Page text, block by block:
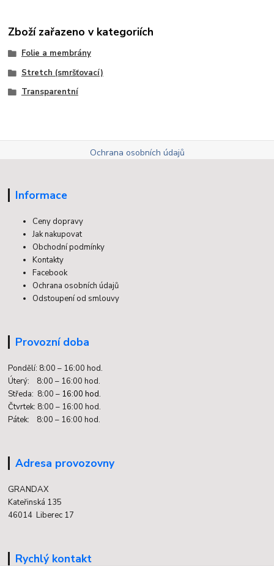
Zboží zařazeno v kategoriích
Folie a membrány
Stretch (smršťovací)
Transparentní
Ochrana osobních údajů
Informace
Ceny dopravy
Jak nakupovat
Obchodní podmínky
Kontakty
Facebook
Ochrana osobních údajů
Odstoupení od smlouvy
Provozní doba
Pondělí: 8:00 – 16:00 hod.
Úterý: 8:00 – 16:00 hod.
Středa: 8:00 – 16:00 hod.
Čtvrtek: 8:00 – 16:00 hod.
Pátek: 8:00 – 16:00 hod.
Adresa provozovny
GRANDAX
Kateřinská 135
46014 Liberec 17
Rychlý kontakt